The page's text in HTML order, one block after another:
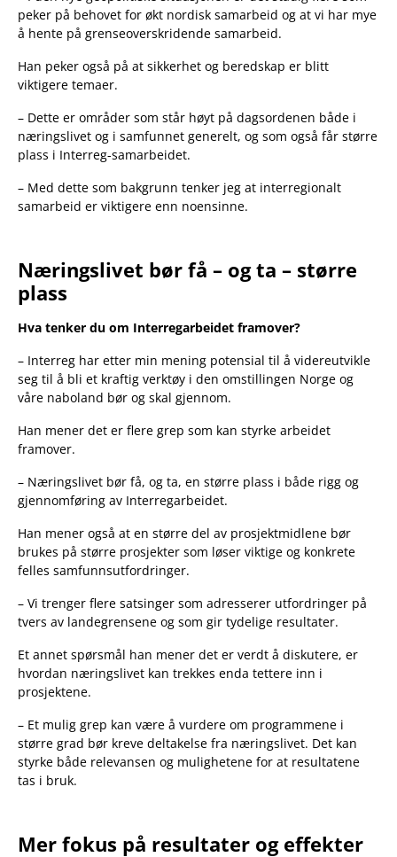
peker på behovet for økt nordisk samarbeid og at vi har mye
å hente på grenseoverskridende samarbeid.
Han peker også på at sikkerhet og beredskap er blitt
viktigere temaer.
– Dette er områder som står høyt på dagsordenen både i
næringslivet og i samfunnet generelt, og som også får større
plass i Interreg-samarbeidet.
– Med dette som bakgrunn tenker jeg at interregionalt
samarbeid er viktigere enn noensinne.
Næringslivet bør få – og ta – større
plass
Hva tenker du om Interregarbeidet framover?
– Interreg har etter min mening potensial til å videreutvikle
seg til å bli et kraftig verktøy i den omstillingen Norge og
våre naboland bør og skal gjennom.
Han mener det er flere grep som kan styrke arbeidet
framover.
– Næringslivet bør få, og ta, en større plass i både rigg og
gjennomføring av Interregarbeidet.
Han mener også at en større del av prosjektmidlene bør
brukes på større prosjekter som løser viktige og konkrete
felles samfunnsutfordringer.
– Vi trenger flere satsinger som adresserer utfordringer på
tvers av landegrensene og som gir tydelige resultater.
Et annet spørsmål han mener det er verdt å diskutere, er
hvordan næringslivet kan trekkes enda tettere inn i
prosjektene.
– Et mulig grep kan være å vurdere om programmene i
større grad bør kreve deltakelse fra næringslivet. Det kan
styrke både relevansen og mulighetene for at resultatene
tas i bruk.
Mer fokus på resultater og effekter